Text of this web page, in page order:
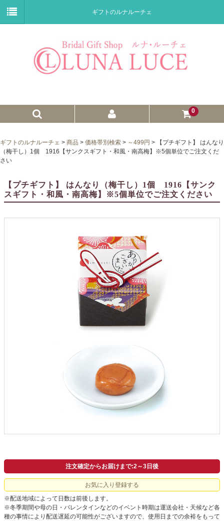
ギフトのルナルーチェ
0
プチギフト
子育て卒業証書
ドメイン指定受信について
お問合せ
ギフトのルナルーチェ > 商品 > 価格帯別検索 > ～499円 >
【プチギフト】 はんなり
（梅干し）1個 1916【サンクスギフト・和風・南高梅】※5個単位でご注文くだ
さい
【プチギフト】 はんなり（梅干し）1個 1916【サンク
スギフト・和風・南高梅】※5個単位でご注文ください
注文確定からお届けまで:2～3日後
お気に入り登録する
※配送地域によって日数は前後します。
※冬季期間や母の日・バレンタインなどのイベント時期は運送会社・天候など各
種の事情により配送遅延の可能性がございますので、使用日までの余裕をもって